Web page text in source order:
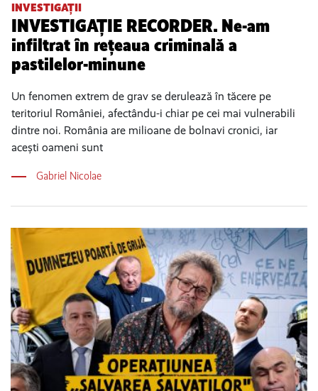
INVESTIGAȚII
INVESTIGAȚIE RECORDER. Ne-am
infiltrat în rețeaua criminală a
pastilelor-minune
Un fenomen extrem de grav se derulează în tăcere pe
teritoriul României, afectându-i chiar pe cei mai vulnerabili
dintre noi. România are milioane de bolnavi cronici, iar
acești oameni sunt
Gabriel Nicolae